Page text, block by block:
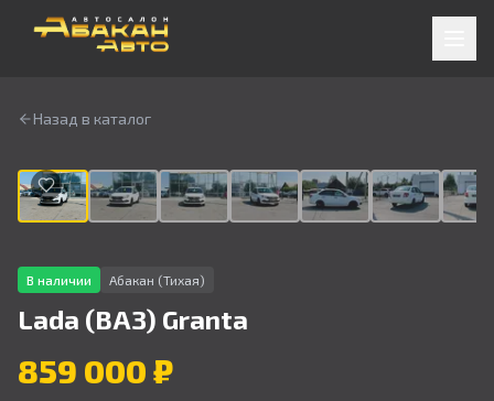
Назад в каталог
В наличии Абакан (Тихая)
Lada (ВАЗ) Granta
859 000 ₽